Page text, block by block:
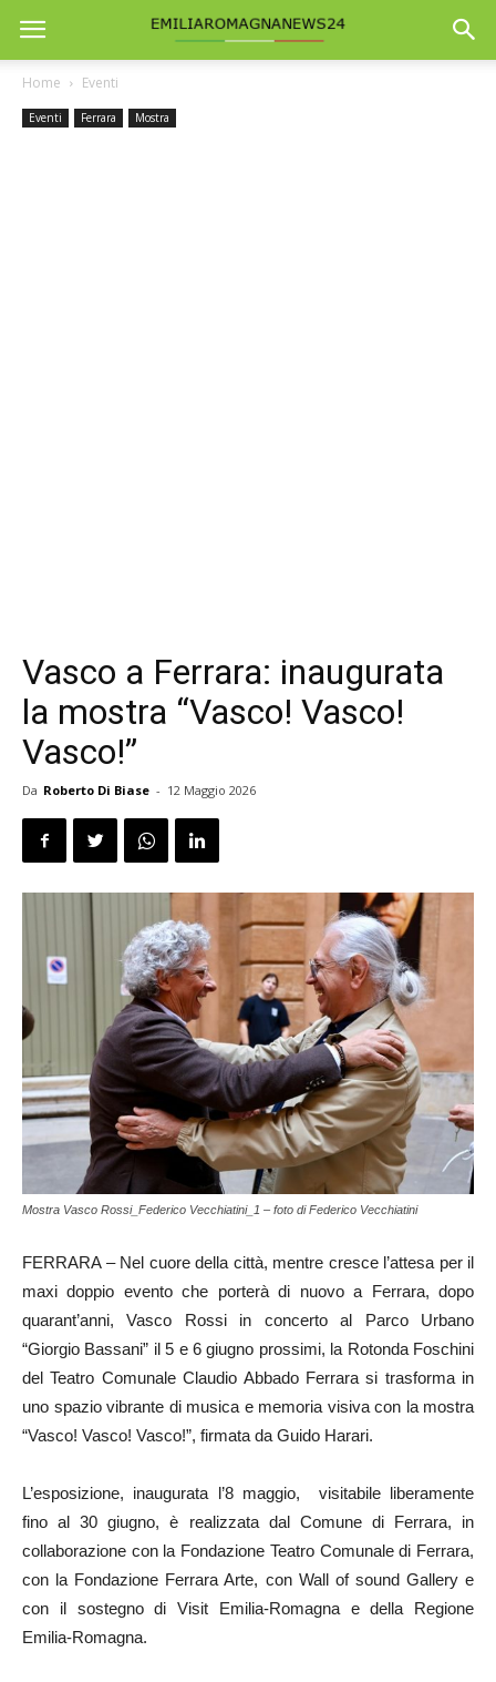
Home Eventi
Eventi Ferrara Mostra
Vasco a Ferrara: inaugurata
la mostra “Vasco! Vasco!
Vasco!”
Da Roberto Di Biase - 12 Maggio 2026
Mostra Vasco Rossi_Federico Vecchiatini_1 – foto di Federico Vecchiatini
FERRARA – Nel cuore della città, mentre cresce l’attesa per il
maxi doppio evento che porterà di nuovo a Ferrara, dopo
quarant’anni, Vasco Rossi in concerto al Parco Urbano
“Giorgio Bassani” il 5 e 6 giugno prossimi, la Rotonda Foschini
del Teatro Comunale Claudio Abbado Ferrara si trasforma in
uno spazio vibrante di musica e memoria visiva con la mostra
“Vasco! Vasco! Vasco!”, firmata da Guido Harari.
L’esposizione, inaugurata l’8 maggio, visitabile liberamente
fino al 30 giugno, è realizzata dal Comune di Ferrara, in
collaborazione con la Fondazione Teatro Comunale di Ferrara,
con la Fondazione Ferrara Arte, con Wall of sound Gallery e
con il sostegno di Visit Emilia-Romagna e della Regione
Emilia-Romagna.